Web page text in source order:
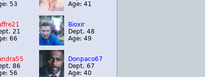
53
Age: 41
21
66
Bioxir
Dept. 48
Age: 49
86
56
Donpaco67
Dept. 67
Age: 40